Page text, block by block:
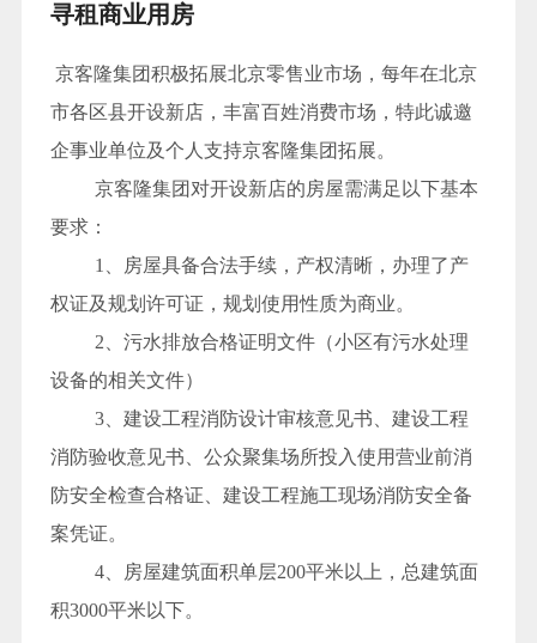
寻租商业用房
京客隆集团积极拓展北京零售业市场，每年在北京
市各区县开设新店，丰富百姓消费市场，特此诚邀
企事业单位及个人支持京客隆集团拓展。
京客隆集团对开设新店的房屋需满足以下基本
要求：
1
、房屋具备合法手续，产权清晰，办理了产
权证及规划许可证，规划使用性质为商业。
2 、污水排放合格证明文件（小区有污水处理
设备的相关文件）
3 、建设工程消防设计审核意见书、建设工程
消防验收意见书、公众聚集场所投入使用营业前消
防安全检查合格证、建设工程施工现场消防安全备
案凭证。
4 、房屋建筑面积单层200平米以上，总建筑面
积3000平米以下。